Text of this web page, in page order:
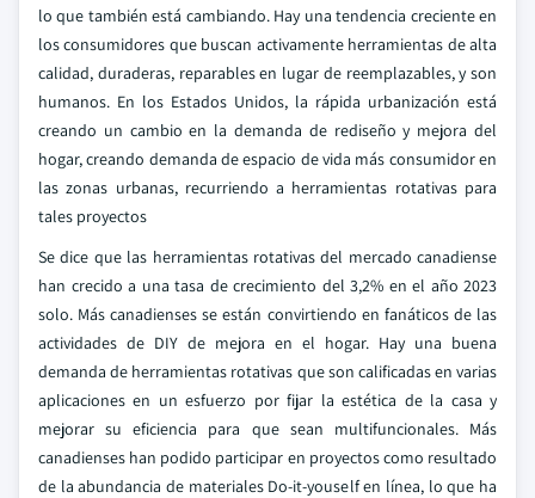
lo que también está cambiando. Hay una tendencia creciente en
los consumidores que buscan activamente herramientas de alta
calidad, duraderas, reparables en lugar de reemplazables, y son
humanos. En los Estados Unidos, la rápida urbanización está
creando un cambio en la demanda de rediseño y mejora del
hogar, creando demanda de espacio de vida más consumidor en
las zonas urbanas, recurriendo a herramientas rotativas para
tales proyectos
Se dice que las herramientas rotativas del mercado canadiense
han crecido a una tasa de crecimiento del 3,2% en el año 2023
solo. Más canadienses se están convirtiendo en fanáticos de las
actividades de DIY de mejora en el hogar. Hay una buena
demanda de herramientas rotativas que son calificadas en varias
aplicaciones en un esfuerzo por fijar la estética de la casa y
mejorar su eficiencia para que sean multifuncionales. Más
canadienses han podido participar en proyectos como resultado
de la abundancia de materiales Do-it-youself en línea, lo que ha